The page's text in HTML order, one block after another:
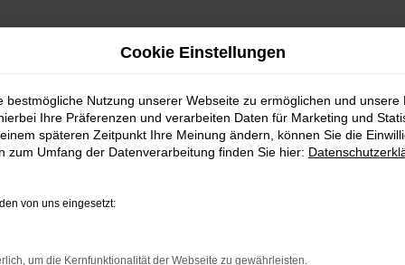
Balingen
| Lieferservice
AUDI FÜR
Cookie Einstellungen
bestmögliche Nutzung unserer Webseite zu ermöglichen und unsere
Ihre Präferenzen und verarbeiten Daten für Marketing und
späteren Zeitpunkt Ihre Meinung ändern, können Sie die
zum Umfang der Datenverarbeitung finden Sie hier:
von uns eingesetzt:
um die Kernfunktionalität der Webseite zu gewährleisten.